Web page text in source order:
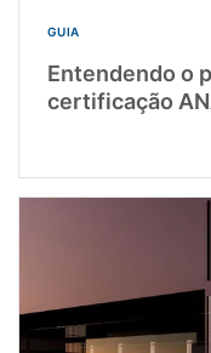
GUIA
Entendendo o
certificação